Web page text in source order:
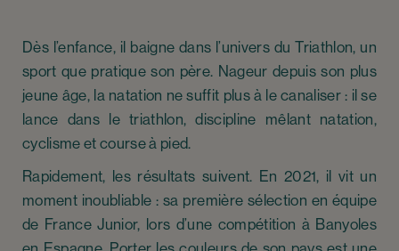
Dès l’enfance, il baigne dans l’univers du Triathlon, un
sport que pratique son père. Nageur depuis son plus
jeune âge, la natation ne suffit plus à le canaliser : il se
lance dans le triathlon, discipline mêlant natation,
cyclisme et course à pied.
Rapidement, les résultats suivent. En 2021, il vit un
moment inoubliable : sa première sélection en équipe
de France Junior, lors d’une compétition à Banyoles